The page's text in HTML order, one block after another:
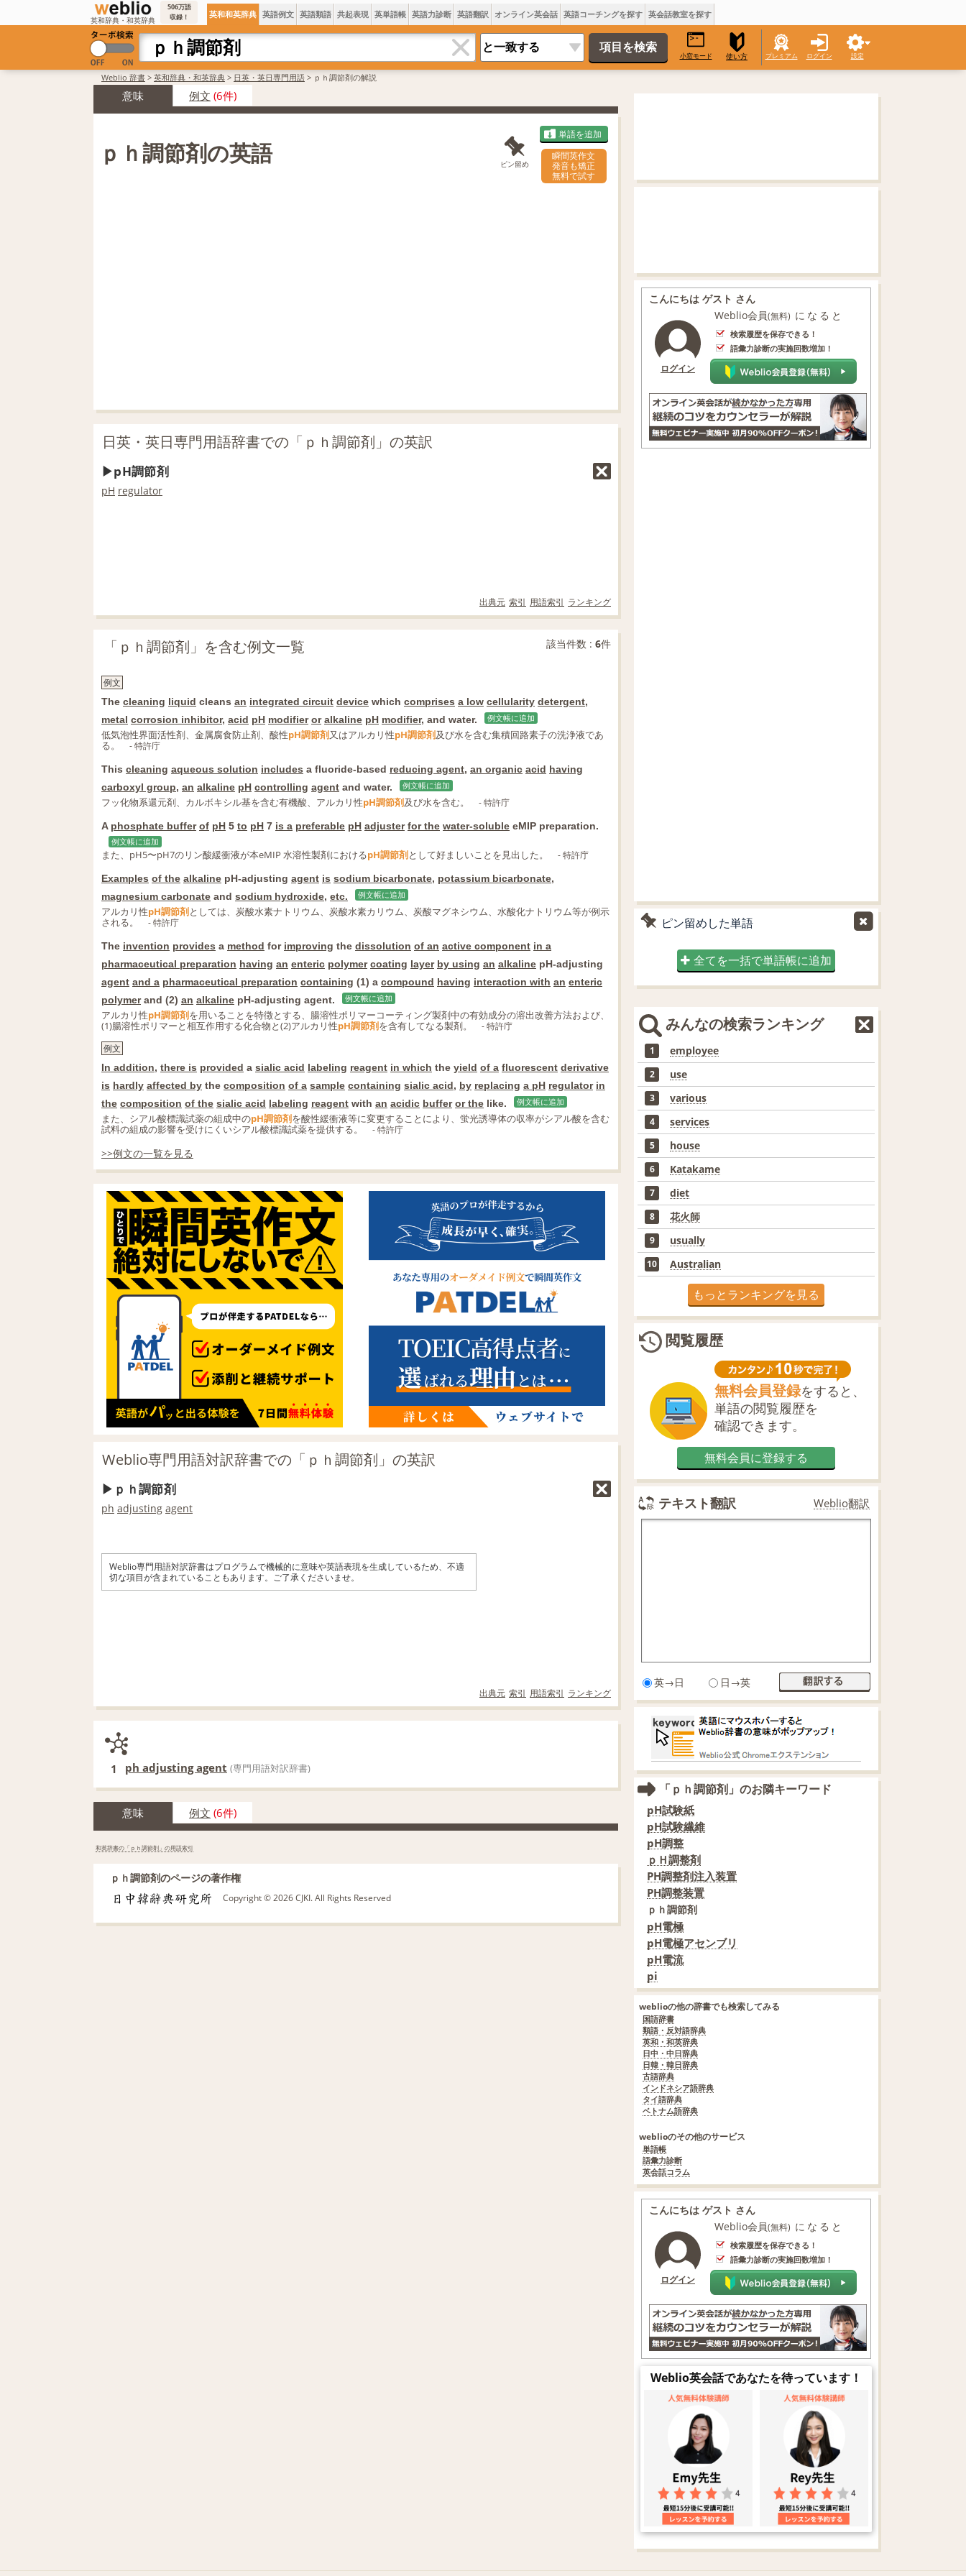
英和辞典・和英辞典
506万語
収録！
英和和英辞典 英語例文 英語類語 共起表現 英単語帳 英語力診断 英語翻訳 オンライン英会話 英語コーチングを探す 英会話教室を探す
小窓モード 使い方 プレミアム ログイン 設定
Weblio 辞書 > 英和辞典・和英辞典 > 日英・英日専門用語 > ｐｈ調節剤の解説
意味 例文 (6件)
ｐｈ調節剤の英語 ピン留め
単語を追加
瞬間英作文
発音も矯正
無料で試す
日英・英日専門用語辞書での「ｐｈ調節剤」の英訳
pH調節剤
pH regulator
出典元 索引 用語索引 ランキング
「ｐｈ調節剤」を含む例文一覧 該当件数 : 6件
例文
The cleaning liquid cleans an integrated circuit device which comprises a low cellularity detergent,
metal corrosion inhibitor, acid pH modifier or alkaline pH modifier, and water. 例文帳に追加
低気泡性界面活性剤、金属腐食防止剤、酸性pH調節剤又はアルカリ性pH調節剤及び水を含む集積回路素子の洗浄液であ
る。
- 特許庁
This cleaning aqueous solution includes a fluoride-based reducing agent, an organic acid having
carboxyl group, an alkaline pH controlling agent and water. 例文帳に追加
フッ化物系還元剤、カルボキシル基を含む有機酸、アルカリ性pH調節剤及び水を含む。 - 特許庁
A phosphate buffer of pH 5 to pH 7 is a preferable pH adjuster for the water-soluble eMIP preparation.
例文帳に追加
また、pH5〜pH7のリン酸緩衝液が本eMIP 水溶性製剤におけるpH調節剤として好ましいことを見出した。 - 特許庁
Examples of the alkaline pH-adjusting agent is sodium bicarbonate, potassium bicarbonate,
magnesium carbonate and sodium hydroxide, etc. 例文帳に追加
アルカリ性pH調節剤としては、炭酸水素ナトリウム、炭酸水素カリウム、炭酸マグネシウム、水酸化ナトリウム等が例示
される。
- 特許庁
The invention provides a method for improving the dissolution of an active component in a
pharmaceutical preparation having an enteric polymer coating layer by using an alkaline pH-adjusting
agent and a pharmaceutical preparation containing (1) a compound having interaction with an enteric
polymerand (2) an alkaline pH-adjusting agent. 例文帳に追加
アルカリ性pH調節剤を用いることを特徴とする、腸溶性ポリマーコーティング製剤中の有効成分の溶出改善方法および、
(1)腸溶性ポリマーと相互作用する化合物と(2)アルカリ性pH調節剤を含有してなる製剤。
- 特許庁
例文
In addition, there is provided a sialic acid labeling reagent in which the yield of a fluorescent derivative
is hardly affected by the composition of a sample containing sialic acid, by replacing a pH regulator in
the composition of the sialic acid labeling reagent with an acidic buffer or the like. 例文帳に追加
また、シアル酸標識試薬の組成中のpH調節剤を酸性緩衝液等に変更することにより、蛍光誘導体の収率がシアル酸を含む
試料の組成の影響を受けにくいシアル酸標識試薬を提供する。
- 特許庁
>>例文の一覧を見る
Weblio専門用語対訳辞書での「ｐｈ調節剤」の英訳
ｐｈ調節剤
ph adjusting agent
Weblio専門用語対訳辞書はプログラムで機械的に意味や英語表現を生成しているため、不適
切な項目が含まれていることもあります。ご了承くださいませ。
出典元 索引 用語索引 ランキング
1 ph adjusting agent (専門用語対訳辞書)
意味 例文 (6件)
和英辞書の「ｐｈ調節剤」の用語索引
ｐｈ調節剤のページの著作権
Copyright © 2026 CJKI. All Rights Reserved
こんにちは ゲスト さん
ログイン
Weblio会員(無料) になると
検索履歴を保存できる！
語彙力診断の実施回数増加！
ピン留めした単語
全てを一括で単語帳に追加
みんなの検索ランキング
1 employee
2 use
3 various
4 services
5 house
6 Katakame
7 diet
8 花火師
9 usually
10 Australian
もっとランキングを見る
閲覧履歴
無料会員登録をすると、
単語の閲覧履歴を
確認できます。
無料会員に登録する
テキスト翻訳 Weblio翻訳
英→日 日→英
「ｐｈ調節剤」のお隣キーワード
pH試験紙
pH試験繊維
pH調整
ｐＨ調整剤
PH調整剤注入装置
PH調整装置
ｐｈ調節剤
pH電極
pH電極アセンブリ
pH電流
pi
weblioの他の辞書でも検索してみる
国語辞書
類語・反対語辞典
英和・和英辞典
日中・中日辞典
日韓・韓日辞典
古語辞典
インドネシア語辞典
タイ語辞典
ベトナム語辞典
weblioのその他のサービス
単語帳
語彙力診断
英会話コラム
こんにちは ゲスト さん
ログイン
Weblio会員(無料) になると
検索履歴を保存できる！
語彙力診断の実施回数増加！
Weblio英会話であなたを待っています！